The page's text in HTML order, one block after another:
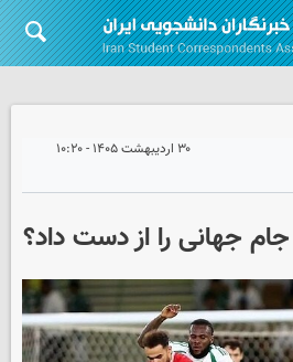
۳۰ اردیبهشت ۱۴۰۵ - ۱۰:۲۰
جهانی را از دست داد؟